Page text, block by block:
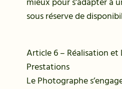
sous réserve de
Article 6 – Réalisation et
Prestations
Le Photographe